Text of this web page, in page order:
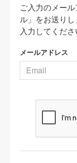
ご入力のメー
ル」をお送り
入力してくださ
メールアドレス